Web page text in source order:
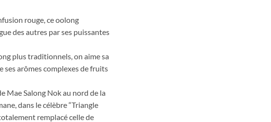
rouge, ce oolong
des autres par ses puissantes
plus traditionnels, on aime sa
ses arômes complexes de fruits
Mae Salong Nok au nord de la
dans le célèbre “Triangle
remplacé celle de